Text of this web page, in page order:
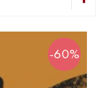
-60%